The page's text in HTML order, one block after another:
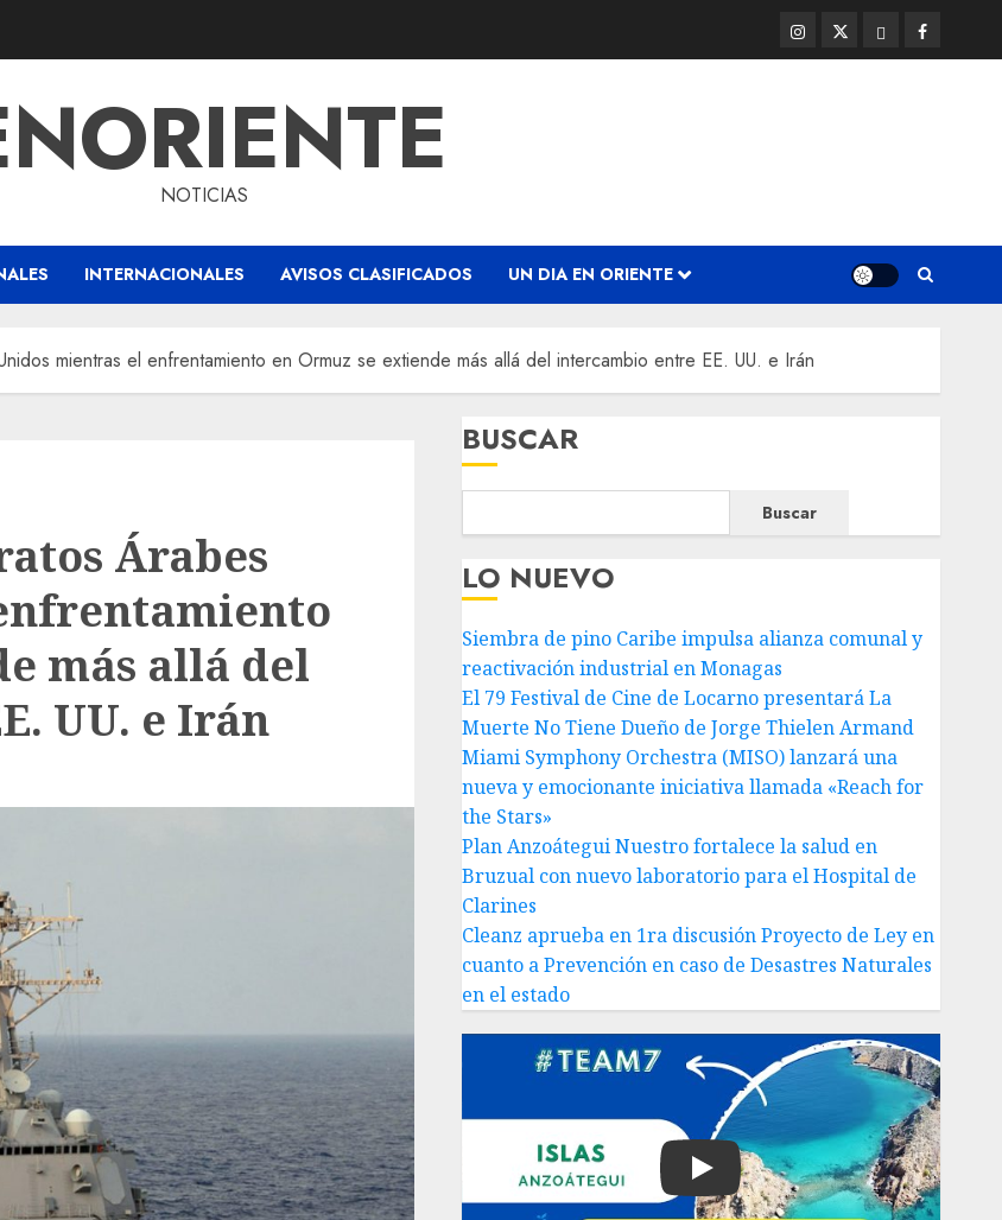
Instagram
@EnOriente
Twitter
(X)
ThreadsFacebook
NOTICIAS
INTERNACIONALES AVISOS CLASIFICADOS UN DIA EN ORIENTE
mientras el enfrentamiento en Ormuz se extiende más allá del intercambio entre EE. UU. e Irán
Árabes
más allá del
UU. e Irán
BUSCAR
Buscar
LO NUEVO
Siembra de pino Caribe impulsa alianza comunal y
reactivación industrial en Monagas
El 79 Festival de Cine de Locarno presentará La
Muerte No Tiene Dueño de Jorge Thielen Armand
Miami Symphony Orchestra (MISO) lanzará una
nueva y emocionante iniciativa llamada «Reach for
the Stars»
Plan Anzoátegui Nuestro fortalece la salud en
Bruzual con nuevo laboratorio para el Hospital de
Clarines
Cleanz aprueba en 1ra discusión Proyecto de Ley en
cuanto a Prevención en caso de Desastres Naturales
en el estado
Play